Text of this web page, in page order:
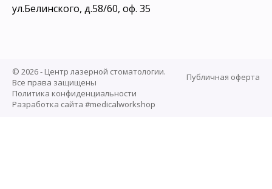
ул.Белинского, д.58/60, оф. 35
© 2026 - Центр лазерной стоматологии.
Все права защищены
Публичная оферта
Политика конфиденциальности
Разработка сайта #medicalworkshop